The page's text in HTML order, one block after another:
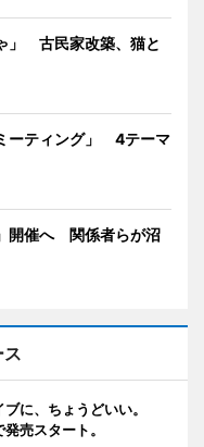
」 古民家改築、猫と
ーティング」 4テーマ
開催へ 関係者らが沼
に、ちょうどいい。
売スタート。